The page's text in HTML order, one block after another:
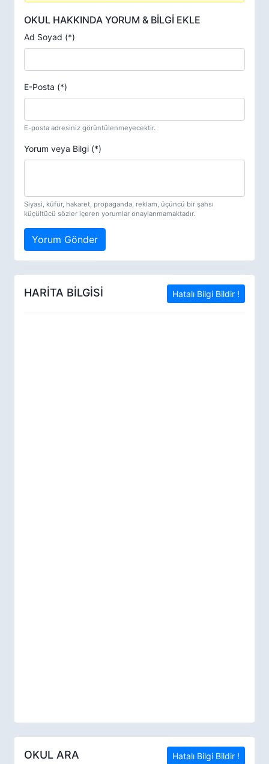
OKUL HAKKINDA YORUM & BİLGİ EKLE
Ad Soyad (*)
E-Posta (*)
E-posta adresiniz görüntülenmeyecektir.
Yorum veya Bilgi (*)
Siyasi, küfür, hakaret, propaganda, reklam, üçüncü bir şahsı
küçültücü sözler içeren yorumlar onaylanmamaktadır.
Yorum Gönder
HARİTA BİLGİSİ Hatalı Bilgi Bildir !
OKUL ARA Hatalı Bilgi Bildir !